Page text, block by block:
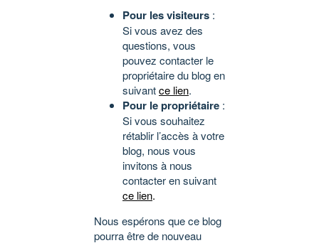
Pour les visiteurs :
Si vous avez des
questions, vous
pouvez contacter le
propriétaire du blog en
suivantce lien.
Pour le propriétaire :
Si vous souhaitez
rétablir l’accès à votre
blog, nous vous
invitons à nous
contacter en suivant
ce lien.
Nous espérons que ce blog
pourra être de nouveau